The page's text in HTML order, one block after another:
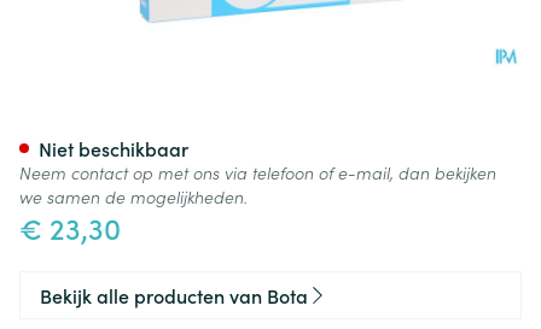
€ 23,30
Niet beschikbaar
Neem contact op met ons via telefoon of e-mail, dan bekijken
we samen de mogelijkheden.
Bekijk alle producten van Bota